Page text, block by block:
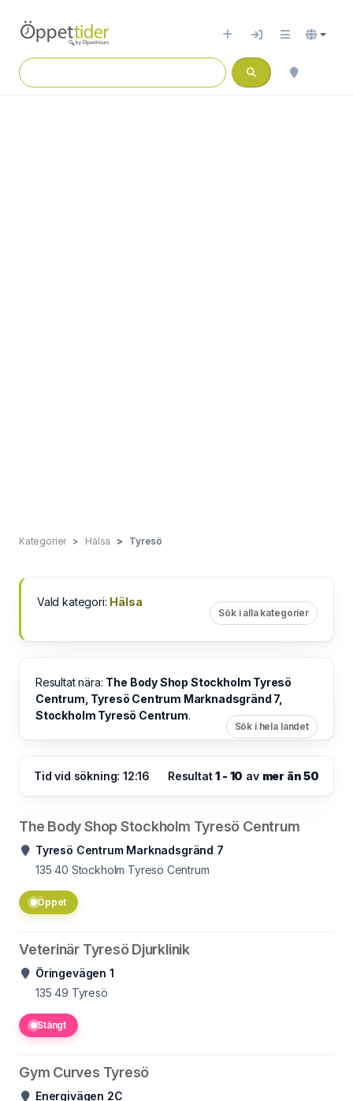
Kategorier Hälsa Tyresö
Vald kategori: Hälsa
Sök i alla kategorier
Resultat nära: The Body Shop Stockholm Tyresö
Centrum, Tyresö Centrum Marknadsgränd 7,
Stockholm Tyresö Centrum.
Sök i hela landet
Tid vid sökning: 12:16 Resultat1 - 10 av mer än 50
The Body Shop Stockholm Tyresö Centrum
Tyresö Centrum Marknadsgränd 7
135 40 Stockholm Tyresö Centrum
Öppet
Veterinär Tyresö Djurklinik
Öringevägen 1
135 49 Tyresö
Stängt
Gym Curves Tyresö
Energivägen 2C